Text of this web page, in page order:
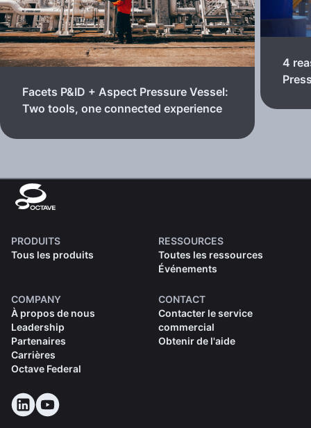
Facets P&ID + Aspect Pressure Vessel:
Two tools, one connected experience
4
PRODUITS
Tous les produits
RESSOURCES
Toutes les ressources
Événements
COMPANY
À propos de nous
Leadership
Partenaires
Carrières
Octave Federal
CONTACT
Contacter le service
commercial
Obtenir de l'aide